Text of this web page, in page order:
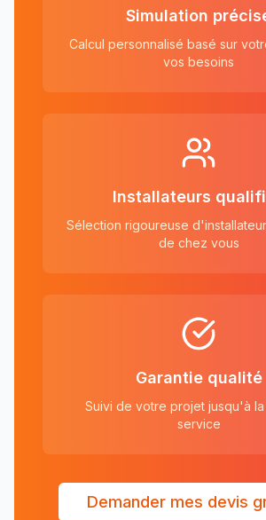
Simulation
Calcul personnalisé basé sur
vos besoins
Installateurs
Sélection rigoureuse
de chez vous
Garantie qualité
Suivi de votre projet jusqu'à la
service
Demander mes devis